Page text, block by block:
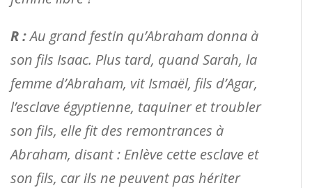
R :Au grand festin qu’Abraham donna à
son fils Isaac. Plus tard, quand Sarah, la
femme d’Abraham, vit Ismaël, fils d’Agar,
l’esclave égyptienne, taquiner et troubler
son fils, elle fit des remontrances à
Abraham, disant : Enlève cette esclave et
son fils, car ils ne peuvent pas hériter